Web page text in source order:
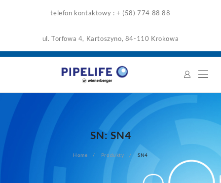
telefon kontaktowy : + (58) 774 88 88
ul. Torfowa 4, Kartoszyno, 84-110 Krokowa
SN: SN4
Home Produkty SN4